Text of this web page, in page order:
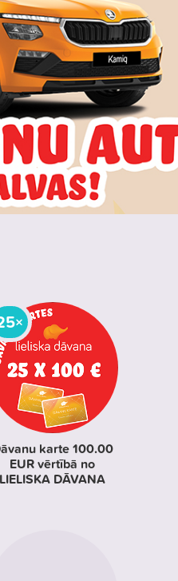
karte 100.00
EUR vērtībā no
LIELISKA DĀVANA